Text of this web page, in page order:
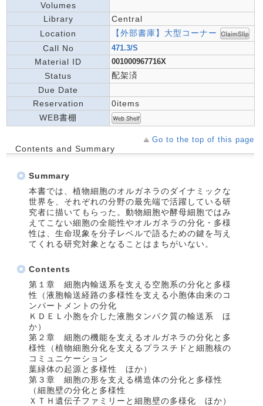
Volumes
Library
Central
Location
【外部書庫】大型コーナー
Call No
471.3/S
Material ID 001000967716X
Status
配架済
Due Date
Reservation
0items
WEB書棚
Go to the top of this page
Contents and Summary
Summary
本書では、植物細胞のオルガネラのダイナミックな
世界を、それぞれの分野の最先端で活躍している研
究者に描いてもらった。動物細胞や酵母細胞ではみ
えてこない細胞の全能性やオルガネラの分化・多様
性は、生命現象を分子レベルで語るための鍵を与え
てくれる研究対象となることはまちがいない。
Contents
第１章 細胞内輸送系を支える空胞系の分化と多様
性（液胞輸送経路の多様性を支える小胞体由来のコ
ンパートメントの分化
ＫＤＥＬ小胞を介した液胞タンパク質の輸送系 ほ
か）
第２章 細胞の機能を支えるオルガネラの分化と多
様性（植物細胞分化を支えるプラスチドと細胞核の
コミュニケーション
葉緑体の起源と多様性 ほか）
第３章 細胞の形を支える構造体の分化と多様性
（細胞壁の分化と多様性
ＸＴＨ遺伝子ファミリーと細胞壁の多様化 ほか）